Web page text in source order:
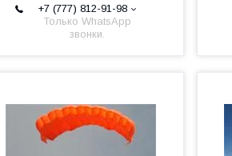
+7 (777) 812-91-98
Только WhatsApp
звонки.